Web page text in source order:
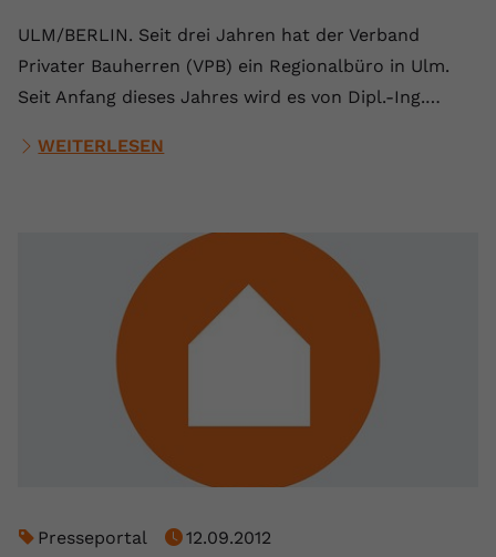
ULM/BERLIN. Seit drei Jahren hat der Verband
Privater Bauherren (VPB) ein Regionalbüro in Ulm.
Seit Anfang dieses Jahres wird es von Dipl.-Ing.…
WEITERLESEN
Presseportal
12.09.2012